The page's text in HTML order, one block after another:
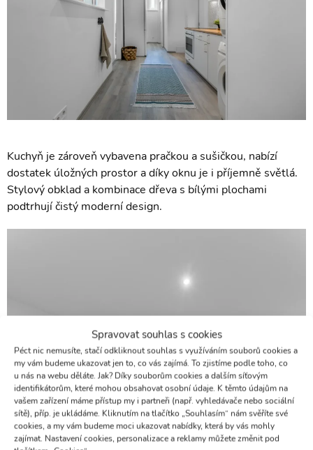
Spravovat souhlas s cookies
Péct nic nemusíte, stačí odkliknout souhlas s využíváním souborů cookies a
my vám budeme ukazovat jen to, co vás zajímá. To zjistíme podle toho, co
u nás na webu děláte. Jak? Díky souborům cookies a dalším síťovým
identifikátorům, které mohou obsahovat osobní údaje. K těmto údajům na
vašem zařízení máme přístup my i partneři (např. vyhledávače nebo sociální
sítě), příp. je ukládáme. Kliknutím na tlačítko „Souhlasím“ nám svěříte své
cookies, a my vám budeme moci ukazovat nabídky, která by vás mohly
zajímat. Nastavení cookies, personalizace a reklamy můžete změnit pod
Kuchyň je zároveň vybavena pračkou a sušičkou, nabízí
dostatek úložných prostor a díky oknu je i příjemně světlá.
Stylový obklad a kombinace dřeva s bílými plochami
podtrhují čistý moderní design.